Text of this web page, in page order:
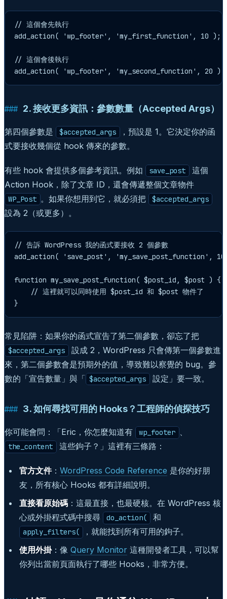
// 這個會先執行
add_action( 'wp_footer', 'my_first_function', 10 );
// 這個會後執行
add_action( 'wp_footer', 'my_second_function', 20 );
2. 接收更多資訊：參數數量（Accepted Args）
第四個參數是 $accepted_args
，預設是 1。它決定你的函
式要接收幾個從 hook 傳來的參數。
有些 hook 會提供多個參考資訊。例如 save_post
這個
Action Hook，除了文章 ID，還會傳遞整個文章物件
WP_Post 。如果你想用到它，就必須把 $accepted_args
設為 2（或更多）。
// 告訴 WordPress 我的函式要接收 2 個參數
add_action( 'save_post', 'my_save_post_function',
function my_save_post_function( $post_id, $post ) {
    // 這裡就可以同時使用 $post_id 和 $post 物件了
}
常見陷阱：如果你的函式宣告了第二個參數，卻忘了把
$accepted_args
設成 2，WordPress 只會傳第一個參數進
來，第二個參數會是預期外的值，導致難以察覺的 bug。參
數的「宣告數量」與「 $accepted_args 設定」要一致。
3. 如何尋找可用的 Hooks？工程師的偵探技巧
你可能會問：「Eric，你怎麼知道有 wp_footer 、
the_content 這些鉤子？」這裡有三條路：
官方文件： WordPress Code Reference 是你的好朋
友，所有核心 Hooks 都有詳細說明。
直接看原始碼：這最直接，也最硬核。在 WordPress 核
心或外掛程式碼中搜尋
do_action( 和
apply_filters(
，就能找到所有可用的鉤子。
使用外掛：像 Query Monitor這種開發者工具，可以幫
你列出當前頁面執行了哪些 Hooks，非常方便。